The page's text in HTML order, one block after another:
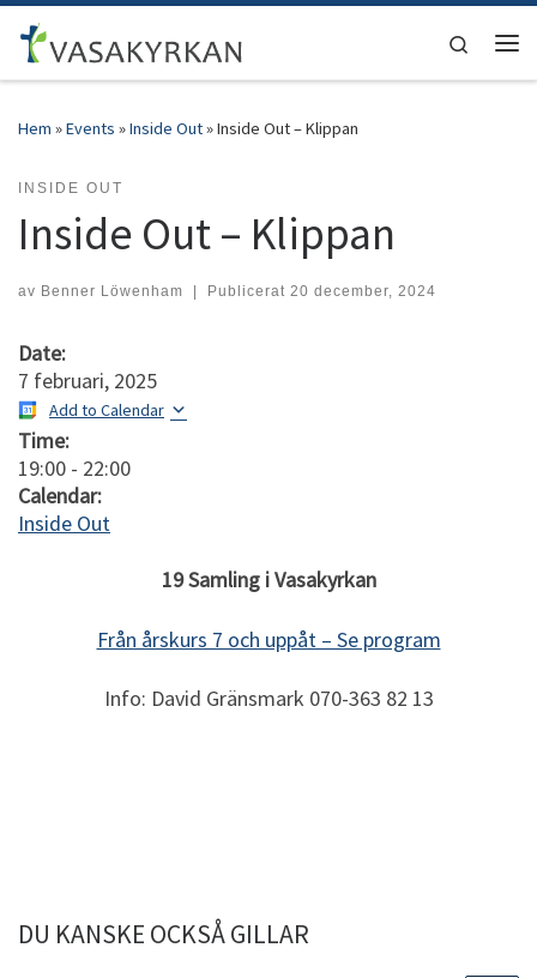
Hoppa till innehåll
Search
Hem »Events »Inside Out»Inside Out – Klippan
INSIDE OUT
Inside Out – Klippan
av Benner Löwenham | Publicerat 20 december, 2024
Date:
7 februari, 2025
Add to Calendar
Time:
19:00 - 22:00
Calendar:
Inside Out
19 Samling i Vasakyrkan
Från årskurs 7 och uppåt – Se program
Info: David Gränsmark 070-363 82 13
DU KANSKE OCKSÅ GILLAR